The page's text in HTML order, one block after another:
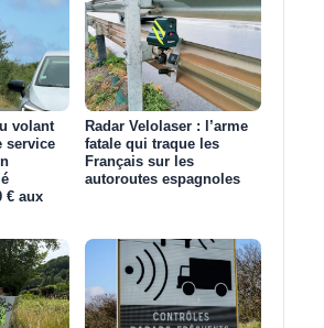
volant
service
€ aux
Radar Velolaser : l’arme
fatale qui traque les
Français sur les
autoroutes espagnoles